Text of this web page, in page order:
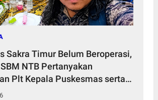
Sakra Timur Belum Beroperasi,
NTB Pertanyakan
Plt Kepala Puskesmas serta